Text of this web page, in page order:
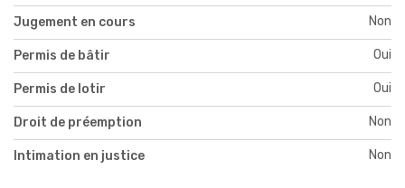
Jugement en cours Non
Permis de bâtir Oui
Permis de lotir Oui
Droit de préemption Non
Intimation en justice Non